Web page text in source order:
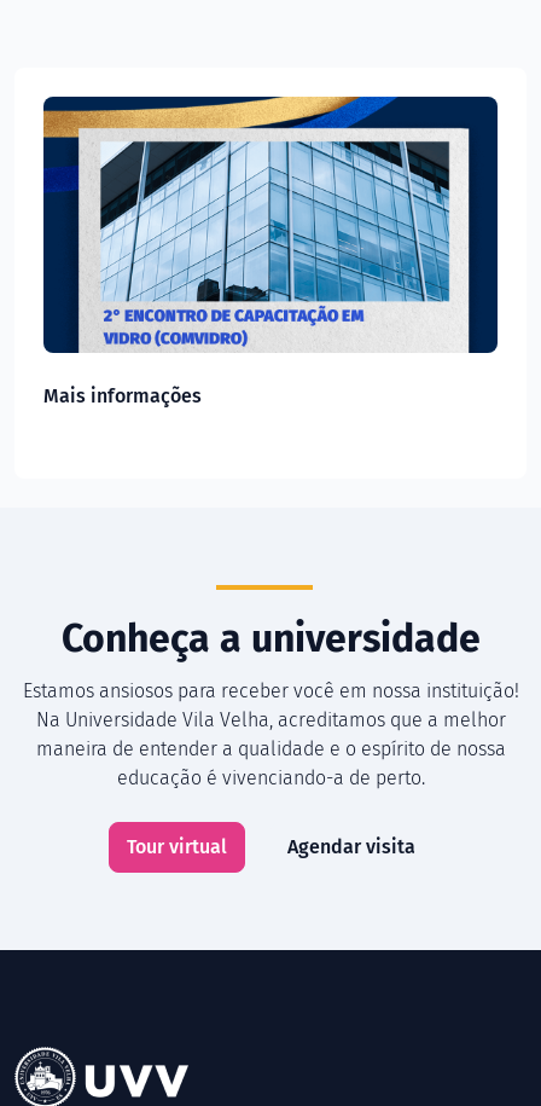
Mais informações
Conheça a universidade
Estamos ansiosos para receber você em nossa instituição!
Na Universidade Vila Velha, acreditamos que a melhor
maneira de entender a qualidade e o espírito de nossa
educação é vivenciando-a de perto.
Tour virtual Agendar visita